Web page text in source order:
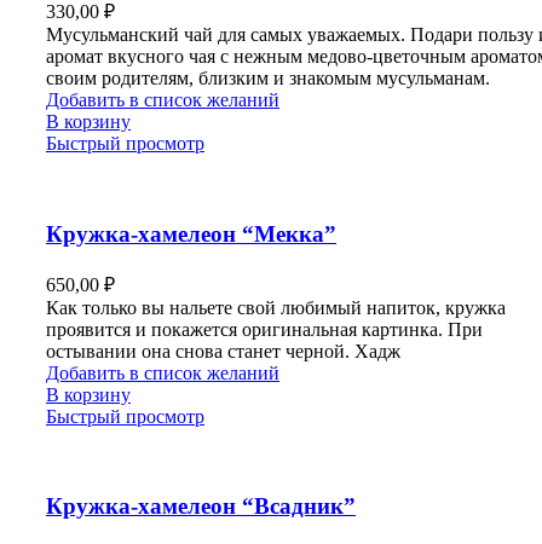
330,00 ₽
Мусульманский чай для самых уважаемых. Подари пользу
аромат вкусного чая с нежным медово-цветочным
своим родителям, близким и знакомым мусульманам.
Добавить в список желаний
В корзину
Быстрый просмотр
Кружка-хамелеон “Мекка”
650,00 ₽
Как только вы нальете свой любимый напиток, кружка
проявится и покажется оригинальная картинка. При
остывании она снова станет черной. Хадж
Добавить в список желаний
В корзину
Быстрый просмотр
Кружка-хамелеон “Всадник”